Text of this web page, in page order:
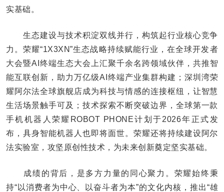
实基础。
生态建设与技术积淀双线并行，构筑起行业核心竞争
力。荣耀“1X3XN”生态战略持续赋能行业，在全球开发者
大会暨AI终端生态大会上汇聚千余名跨领域伙伴，共推智
能互联创新，助力万亿级AI终端产业集群构建；深圳湾荣
耀阿尔法全球旗舰店成为科技与情感的连接枢纽，让智慧
生活场景触手可及；技术探索不断突破边界，全球第一款
手机机器人荣耀ROBOT PHONE计划于2026年正式发
布，具身智能机器人也即将面世。荣耀还将持续建设阿尔
法实验室，攻坚原创性技术，为未来创新奠定坚实基础。
成绩的背后，是多方力量的同心聚力。荣耀始终秉
持“以消费者为中心、以奋斗者为本”的文化内核，推出“雄